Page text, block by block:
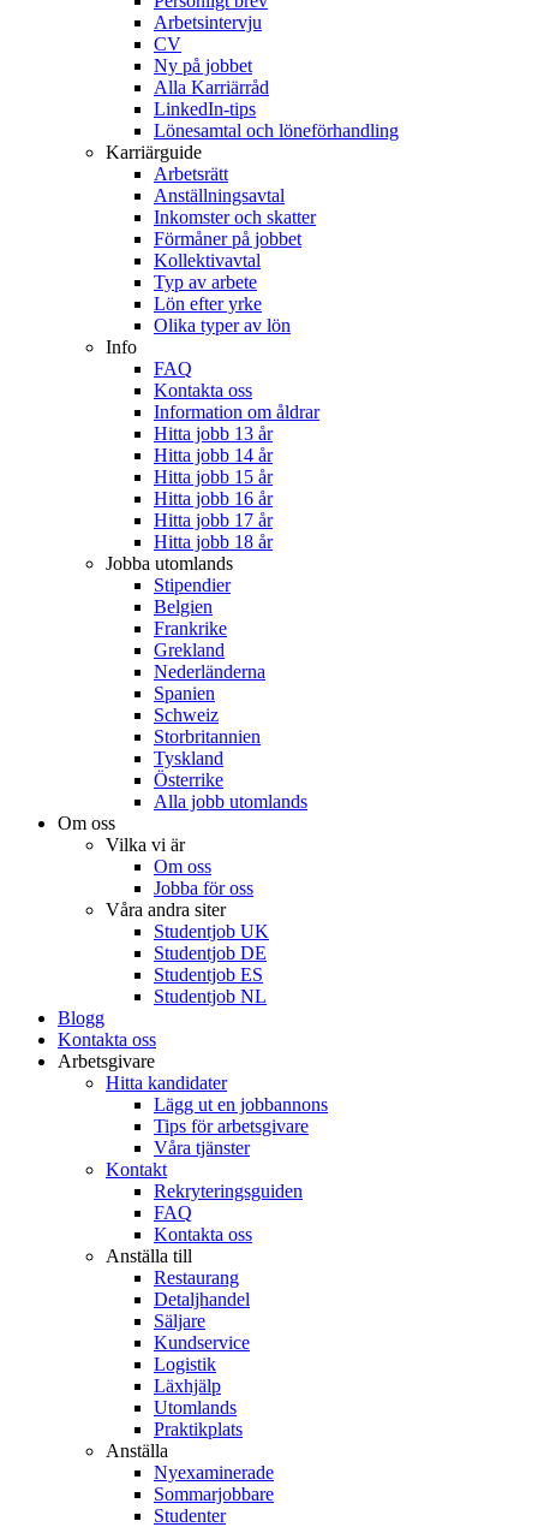
Arbetsintervju
CV
Ny på jobbet
Alla Karriärråd
LinkedIn-tips
Lönesamtal och löneförhandling
Karriärguide
Arbetsrätt
Anställningsavtal
Inkomster och skatter
Förmåner på jobbet
Kollektivavtal
Typ av arbete
Lön efter yrke
Olika typer av lön
Info
FAQ
Kontakta oss
Information om åldrar
Hitta jobb 13 år
Hitta jobb 14 år
Hitta jobb 15 år
Hitta jobb 16 år
Hitta jobb 17 år
Hitta jobb 18 år
Jobba utomlands
Stipendier
Belgien
Frankrike
Grekland
Nederländerna
Spanien
Schweiz
Storbritannien
Tyskland
Österrike
Alla jobb utomlands
Om oss
Vilka vi är
Om oss
Jobba för oss
Våra andra siter
Studentjob UK
Studentjob DE
Studentjob ES
Studentjob NL
Blogg
Kontakta oss
Arbetsgivare
Hitta kandidater
Lägg ut en jobbannons
Tips för arbetsgivare
Våra tjänster
Kontakt
Rekryteringsguiden
FAQ
Kontakta oss
Anställa till
Restaurang
Detaljhandel
Säljare
Kundservice
Logistik
Läxhjälp
Utomlands
Praktikplats
Anställa
Nyexaminerade
Sommarjobbare
Studenter